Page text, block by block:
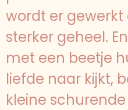
wordt er
sterker geheel.
met een beetje
liefde naar kijkt,
kleine